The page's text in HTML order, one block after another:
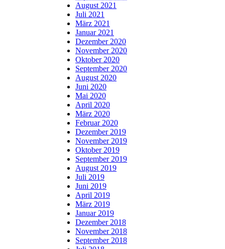
August 2021
Juli 2021
März 2021
Januar 2021
Dezember 2020
November 2020
Oktober 2020
September 2020
August 2020
Juni 2020
Mai 2020
April 2020
März 2020
Februar 2020
Dezember 2019
November 2019
Oktober 2019
September 2019
August 2019
Juli 2019
Juni 2019
April 2019
März 2019
Januar 2019
Dezember 2018
November 2018
September 2018